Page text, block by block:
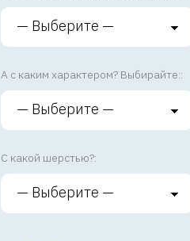
А с каким характером? Выбирайте::
С какой шерстью?: